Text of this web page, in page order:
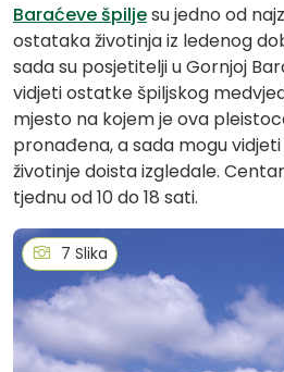
Baraćeve špiljesu jedno od
ostataka životinja iz ledenog
sada su posjetitelji u Gornjoj
vidjeti ostatke špiljskog
mjesto na kojem je ova
pronađena, a sada mogu
životinje doista izgledale.
tjednu od 10 do 18 sati.
7 Slika